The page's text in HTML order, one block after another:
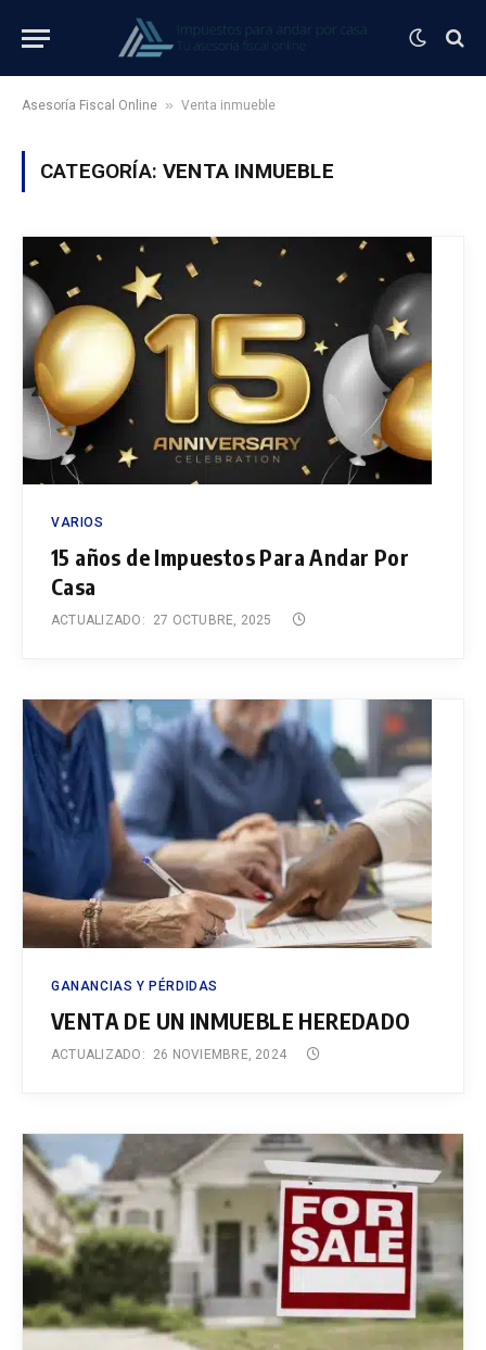
Asesoría Fiscal Online » Venta inmueble
CATEGORÍA:VENTA INMUEBLE
VARIOS
15 años de Impuestos Para Andar Por
Casa
ACTUALIZADO: 27 OCTUBRE, 2025
GANANCIAS Y PÉRDIDAS
VENTA DE UN INMUEBLE HEREDADO
ACTUALIZADO: 26 NOVIEMBRE, 2024